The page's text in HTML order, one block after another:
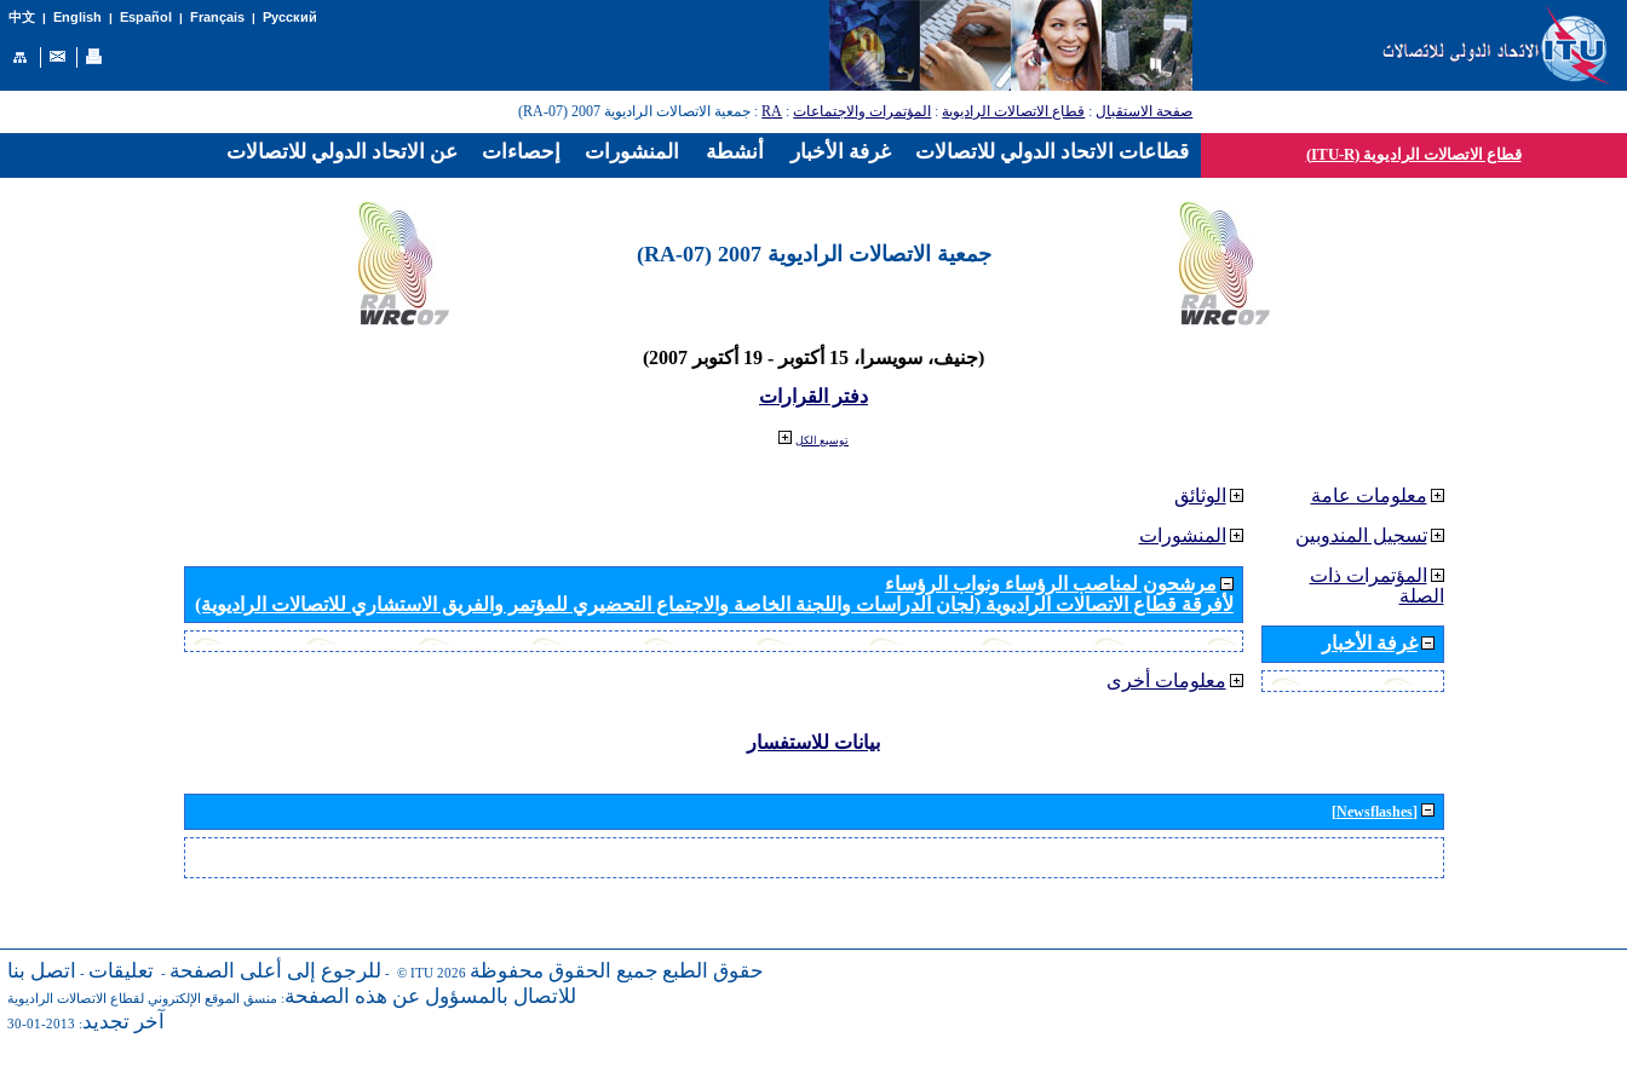
中文| English | Español | Français| Русский
صفحة الاستقبال: قطاع الاتصالات الراديوية: المؤتمرات والاجتماعات:
RA: جمعية الاتصالات الراديوية 2007 (RA-07)
قطاع الاتصالات الراديوية (ITU-R)
جمعية الاتصالات الراديوية 2007 (RA-07)
(جنيف، سويسرا، 15 أكتوبر - 19 أكتوبر 2007)
دفتر القرارات
توسيع الكل
الوثائق
المنشورات
مرشحون لمناصب الرؤساء ونواب الرؤساء
لأفرقة قطاع الاتصالات الراديوية (لجان الدراسات واللجنة الخاصة والاجتماع التحضيري للمؤتمر والفريق الاستشاري للاتصالات الراديوية)
معلومات أخرى
معلومات عامة
تسجيل المندوبين
المؤتمرات ذات
الصلة
غرفة الأخبار
بيانات للاستفسار
[Newsflashes]
للرجوع إلى أعلى الصفحة - تعليقات - اتصل بنا - © ITU 2026 حقوق الطبع جميع الحقوق محفوظة
للاتصال بالمسؤول عن هذه الصفحة: منسق الموقع الإلكتروني لقطاع الاتصالات الراديوية
آخر تجديد: 2013-01-30
عن الاتحاد الدولي للاتصالات إحصاءات المنشورات أنشطة غرفة الأخبار قطاعات الاتحاد الدولي للاتصالات